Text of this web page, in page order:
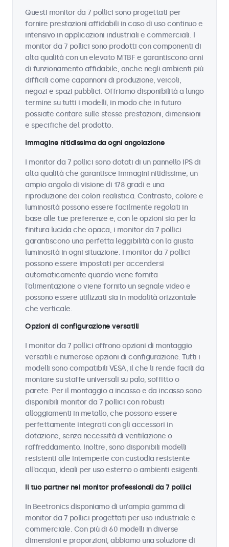
Questi monitor da 7 pollici sono progettati per
fornire prestazioni affidabili in caso di uso continuo e
intensivo in applicazioni industriali e commerciali. I
monitor da 7 pollici sono prodotti con componenti di
alta qualità con un elevato MTBF e garantiscono anni
di funzionamento affidabile, anche negli ambienti più
difficili come capannoni di produzione, veicoli,
negozi e spazi pubblici. Offriamo disponibilità a lungo
termine su tutti i modelli, in modo che in futuro
possiate contare sulle stesse prestazioni, dimensioni
e specifiche del prodotto.
Immagine nitidissima da ogni angolazione
I monitor da 7 pollici sono dotati di un pannello IPS di
alta qualità che garantisce immagini nitidissime, un
ampio angolo di visione di 178 gradi e una
riproduzione dei colori realistica. Contrasto, colore e
luminosità possono essere facilmente regolati in
base alle tue preferenze e, con le opzioni sia per la
finitura lucida che opaca, i monitor da 7 pollici
garantiscono una perfetta leggibilità con la giusta
luminosità in ogni situazione. I monitor da 7 pollici
possono essere impostati per accendersi
automaticamente quando viene fornita
l'alimentazione o viene fornito un segnale video e
possono essere utilizzati sia in modalità orizzontale
che verticale.
Opzioni di configurazione versatili
I monitor da 7 pollici offrono opzioni di montaggio
versatili e numerose opzioni di configurazione. Tutti i
modelli sono compatibili VESA, il che li rende facili da
montare su staffe universali su palo, soffitto o
parete. Per il montaggio a incasso e da incasso sono
disponibili monitor da 7 pollici con robusti
alloggiamenti in metallo, che possono essere
perfettamente integrati con gli accessori in
dotazione, senza necessità di ventilazione o
raffreddamento. Inoltre, sono disponibili modelli
resistenti alle intemperie con custodia resistente
all'acqua, ideali per uso esterno o ambienti esigenti.
Il tuo partner nei monitor professionali da 7 pollici
In Beetronics disponiamo di un'ampia gamma di
monitor da 7 pollici progettati per uso industriale e
commerciale. Con più di 60 modelli in diverse
dimensioni e proporzioni, abbiamo una soluzione di